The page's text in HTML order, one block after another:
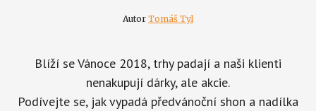
Autor Tomáš Tyl
Blíží se Vánoce 2018, trhy padají a naši klienti
nenakupují dárky, ale akcie.
Podívejte se, jak vypadá předvánoční shon a nadílka